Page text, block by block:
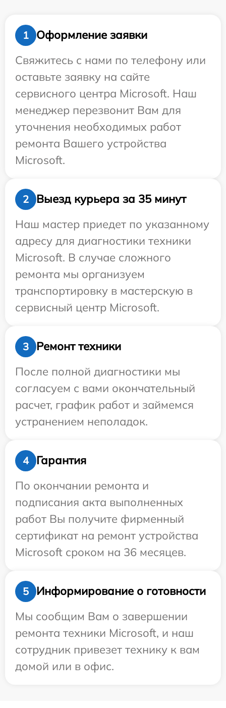
1
Оформление заявки
Свяжитесь с нами по телефону или
оставьте заявку на сайте
сервисного центра Microsoft. Наш
менеджер перезвонит Вам для
уточнения необходимых работ
ремонта Вашего устройства
Microsoft.
2
Выезд курьера за 35 минут
Наш мастер приедет по указанному
адресу для диагностики техники
Microsoft. В случае сложного
ремонта мы организуем
транспортировку в мастерскую в
сервисный центр Microsoft.
3
Ремонт техники
После полной диагностики мы
согласуем с вами окончательный
расчет, график работ и займемся
устранением неполадок.
4
Гарантия
По окончании ремонта и
подписания акта выполненных
работ Вы получите фирменный
сертификат на ремонт устройства
Microsoft сроком на 36 месяцев.
5
Информирование о готовности
Мы сообщим Вам о завершении
ремонта техники Microsoft, и наш
сотрудник привезет технику к вам
домой или в офис.